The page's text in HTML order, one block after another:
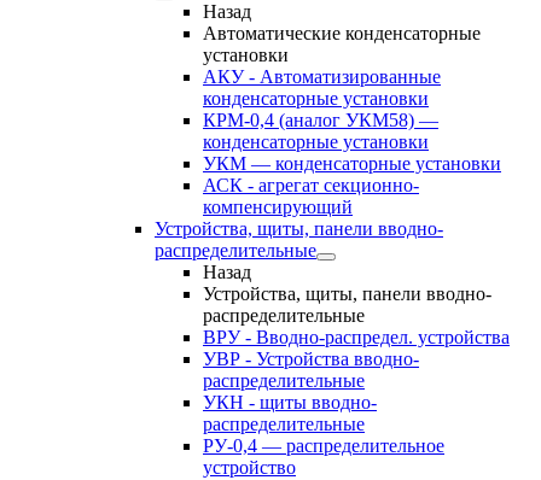
Назад
Автоматические конденсаторные
установки
АКУ - Автоматизированные
конденсаторные установки
КРМ-0,4 (аналог УКМ58) —
конденсаторные установки
УКМ — конденсаторные установки
АСК - агрегат секционно-
компенсирующий
Устройства, щиты, панели вводно-
распределительные
Назад
Устройства, щиты, панели вводно-
распределительные
ВРУ - Вводно-распредел. устройства
УВР - Устройства вводно-
распределительные
УКН - щиты вводно-
распределительные
РУ-0,4 — распределительное
устройство